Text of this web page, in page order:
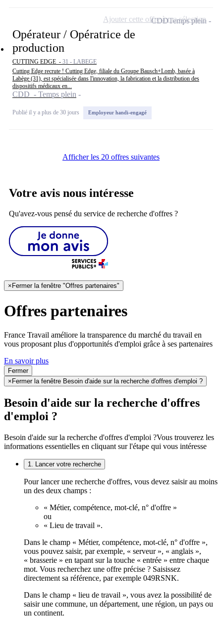
Opérateur / Opératrice de
production
CUTTING EDGE - 31 - LABEGE
Cutting Edge recrute ! Cutting Edge, filiale du Groupe Bausch+Lomb, basée à
Labège (31), est spécialisée dans l'innovation, la fabrication et la distribution des
dispositifs médicaux en...
CDD - Temps plein
Publié il y a plus de 30 jours Employeur handi-engagé
CDDTemps plein
Ajouter cette offre à ma sélection
Afficher les 20 offres suivantes
Votre avis nous intéresse
Qu'avez-vous pensé du service de recherche d'offres ?
× Fermer la fenêtre "Offres partenaires"
Offres partenaires
France Travail améliore la transparence du marché du travail en
vous proposant plus d'opportunités d'emploi grâce à ses partenaires
En savoir plus
Fermer
× Fermer la fenêtre Besoin d'aide sur la recherche d'offres d'emploi ?
Besoin d'aide sur la recherche d'offres
d'emploi ?
Besoin d'aide sur la recherche d'offres d'emploi ?Vous trouverez les
informations essentielles en cliquant sur l'étape qui vous intéresse
1. Lancer votre recherche
Pour lancer une recherche d'offres, vous devez saisir au moins
un des deux champs :
« Métier, compétence, mot-clé, n° d'offre »
ou
« Lieu de travail ».
Dans le champ « Métier, compétence, mot-clé, n° d'offre »,
vous pouvez saisir, par exemple, « serveur », « anglais »,
« brasserie » en tapant sur la touche « entrée » entre chaque
mot. Vous recherchez une offre précise ? Saisissez
directement sa référence, par exemple 049RSNK.
Dans le champ « lieu de travail », vous avez la possibilité de
saisir une commune, un département, une région, un pays ou
un continent.